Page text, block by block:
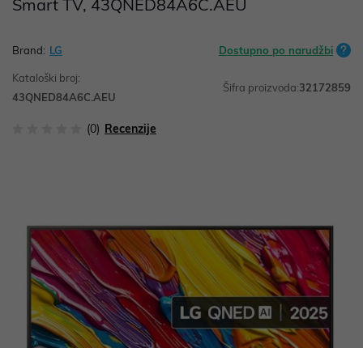
Smart TV, 43QNED84A6C.AEU
Brand: LG Dostupno po narudžbi
Kataloški broj:
43QNED84A6C.AEU
Šifra proizvoda:32172859
(0) Recenzije